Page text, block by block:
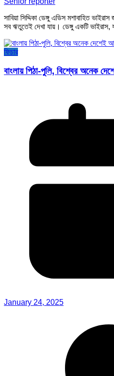
সাবিয়া সিদ্দিকা ডেঙ্গু এডিস মশাবাহিত
সব ঋতুতেই দেখা যায়। ডেঙ্গু একটি ভাইরাস,
ফিচার
বাংলায় পিঠা-পুলি, বিশ্বের অনেক
January 24, 2025